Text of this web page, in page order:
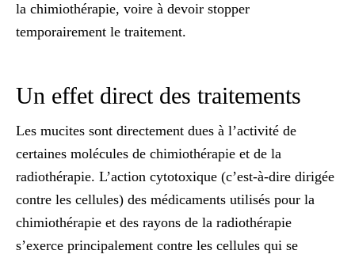
la chimiothérapie, voire à devoir stopper
temporairement le traitement.
Un effet direct des traitements
Les mucites sont directement dues à l’activité de
certaines molécules de chimiothérapie et de la
radiothérapie. L’action cytotoxique (c’est-à-dire dirigée
contre les cellules) des médicaments utilisés pour la
chimiothérapie et des rayons de la radiothérapie
s’exerce principalement contre les cellules qui se